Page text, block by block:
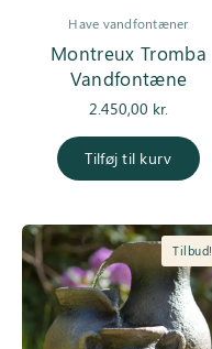
Have vandfontæner
Montreux Tromba
Vandfontæne
2.450,00 kr.
Tilføj til kurv
Tilbud!